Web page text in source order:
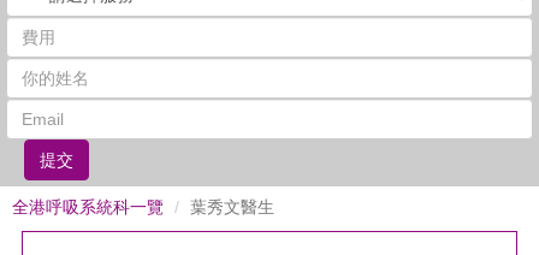
提交
全港呼吸系統科一覽 葉秀文醫生